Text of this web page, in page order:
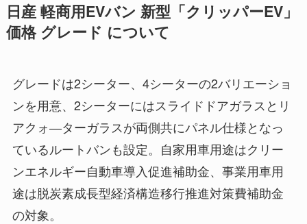
日産 軽商用EVバン 新型「クリッパーEV」
価格 グレード について
グレードは2シーター、4シーターの2バリエーショ
ンを用意、2シーターにはスライドドアガラスとリ
アクォ―ターガラスが両側共にパネル仕様となっ
ているルートバンも設定。自家用車用途はクリー
ンエネルギー自動車導入促進補助金、事業用車用
途は脱炭素成長型経済構造移行推進対策費補助金
の対象。